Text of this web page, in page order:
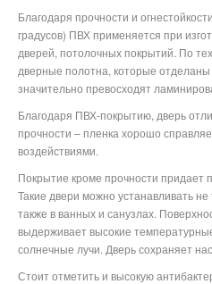
Благодаря прочности и
градусов) ПВХ применяется при
дверей, потолочных покрытий. По
дверные полотна, которые
значительно превосходят
Благодаря ПВХ-покрытию, дверь
прочности – пленка хорошо
воздействиями.
Покрытие кроме прочности придает
Такие двери можно устанавливать не
также в ванных и санузлах.
выдерживает высокие
солнечные лучи. Дверь сохраняет
Стоит отметить и высокую